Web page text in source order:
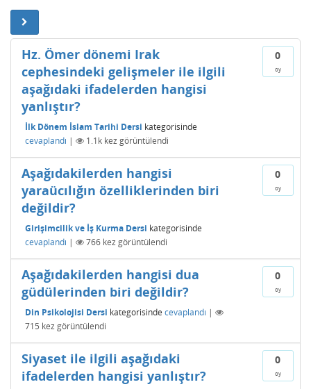
0
oy
Hz. Ömer dönemi Irak
cephesindeki gelişmeler ile ilgili
aşağıdaki ifadelerden hangisi
yanlıştır?
İlk Dönem İslam Tarihi Dersi kategorisinde
cevaplandı | 1.1k kez görüntülendi
0
oy
Aşağıdakilerden hangisi
yaraücılığın özelliklerinden biri
değildir?
Girişimcilik ve İş Kurma Dersi kategorisinde
cevaplandı | 766 kez görüntülendi
0
oy
Aşağıdakilerden hangisi dua
güdülerinden biri değildir?
Din Psikolojisi Dersi kategorisinde cevaplandı |
715 kez görüntülendi
0
oy
Siyaset ile ilgili aşağıdaki
ifadelerden hangisi yanlıştır?